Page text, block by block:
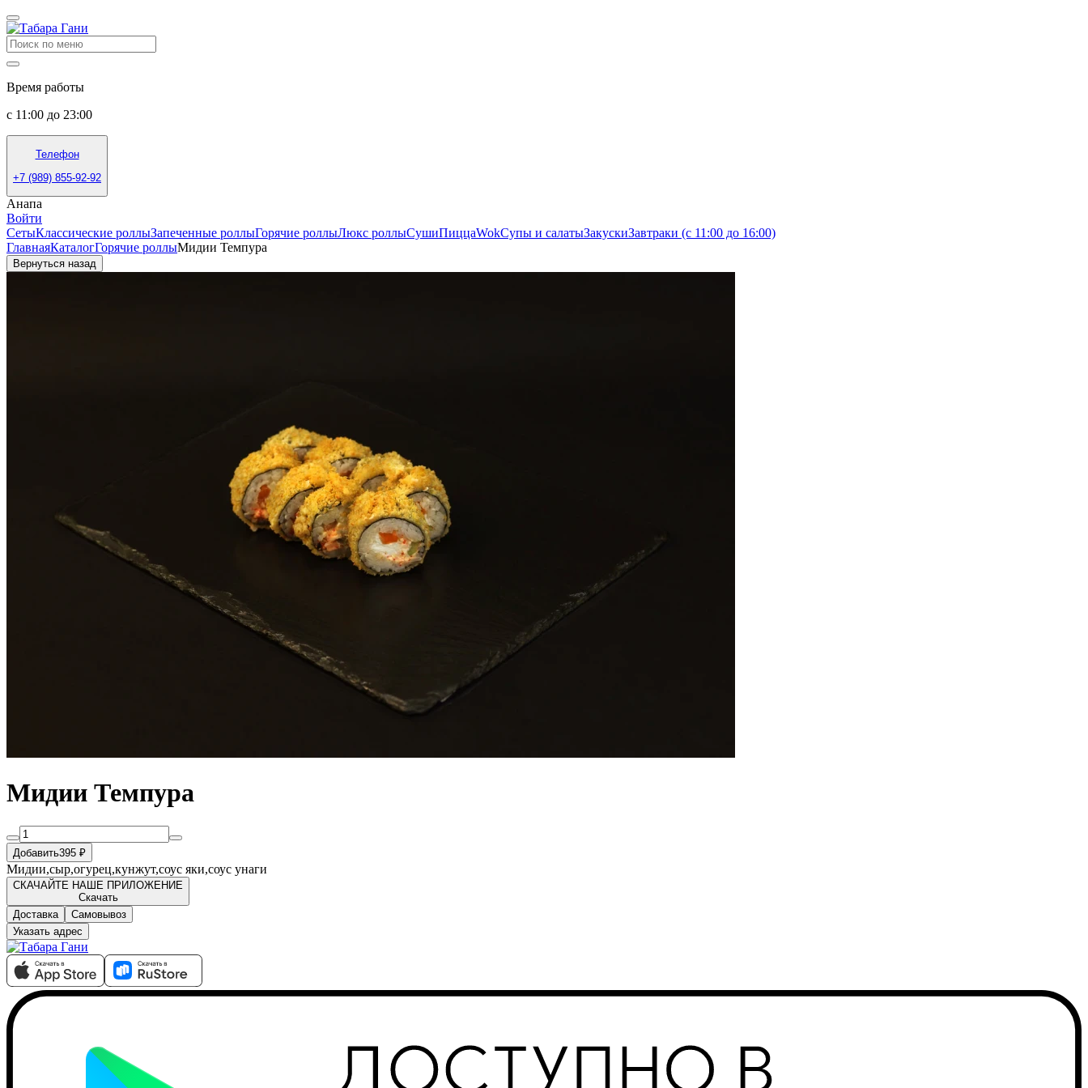
Время работы
с 11:00 до 23:00
Телефон
+7 (989) 855-92-92
Анапа
Войти
СетыКлассические роллыЗапеченные роллыГорячие роллыЛюкс роллыСушиПиццаWokСупы и салатыЗакускиЗавтраки (с 11:00 до 16:00)
ГлавнаяКаталогГорячие роллыМидии Темпура
Вернуться назад
Мидии Темпура
Добавить395 ₽
Мидии,сыр,огурец,кунжут,соус яки,соус унаги
СКАЧАЙТЕ НАШЕ ПРИЛОЖЕНИЕ
Скачать
Доставка
Самовывоз
Указать адрес